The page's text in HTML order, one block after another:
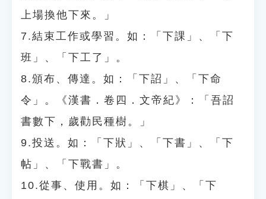
上場換他下來。」
7.結束工作或學習。如：「下課」、「下
班」、「下工了」。
8.頒布、傳達。如：「下詔」、「下命
令」。《漢書．卷四．文帝紀》：「吾詔
書數下，歲勸民種樹。」
9.投送。如：「下狀」、「下書」、「下
帖」、「下戰書」。
10.從事、使用。如：「下棋」、「下